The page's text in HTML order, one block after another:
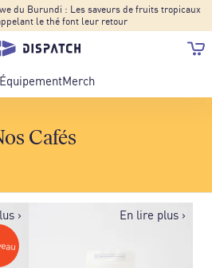
du Burundi : Les saveurs de fruits tropicaux
le thé font leur retour
ÉquipementMerch
Cafés
› En lire plus ›